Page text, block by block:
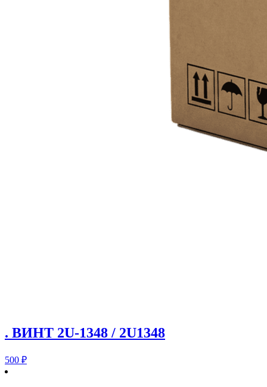
. ВИНТ 2U-1348 / 2U1348
500 ₽